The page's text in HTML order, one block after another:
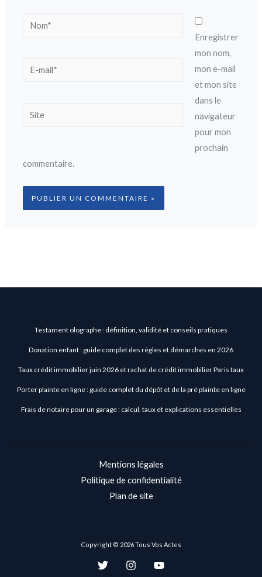
Nom*
E-
Site
Enregistrer
mon nom,
mon e-mail
et mon site
dans le
navigateur
pour mon
prochain
commentaire.
Testament olographe : définition, validité et conseils pratiques
Donation enfant : guide complet des règles et démarches en 2026
Taux crédit immobilier juin 2026 et rachat de crédit immobilier Paris taux
Porter plainte en ligne : guide complet du dépôt et de la pré plainte en ligne
Frais de notaire pour un garage : calcul, taux et explications essentielles
Mentions légales
Politique de confidentialité
Plan de site
Copyright © 2026 Tous Vos Actes